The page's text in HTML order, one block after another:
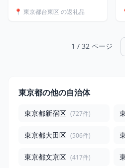
ビジネス ギフト プレゼン
📍 東京都台東区 の返礼品
1 / 32 ページ
東京都の他の自治体
東京都新宿区 (727件)
東京都大田区 (506件)
東京都文京区 (417件)